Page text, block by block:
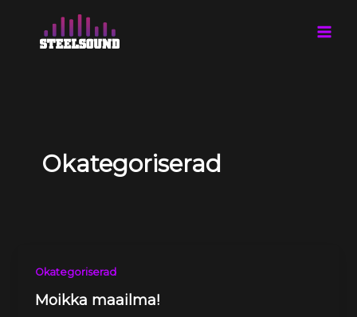
innehåll
Okategoriserad
Okategoriserad
Moikka maailma!